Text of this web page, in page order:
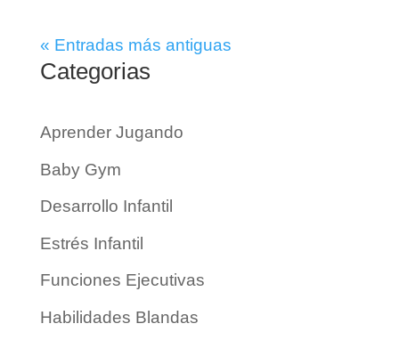
« Entradas más antiguas
Categorias
Aprender Jugando
Baby Gym
Desarrollo Infantil
Estrés Infantil
Funciones Ejecutivas
Habilidades Blandas